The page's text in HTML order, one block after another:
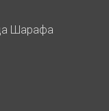
Шарафа